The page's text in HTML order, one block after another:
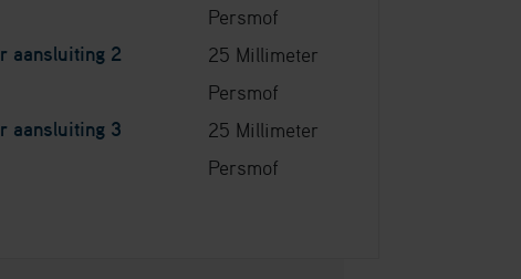
Persmof
aansluiting 2 25 Millimeter
Persmof
aansluiting 3 25 Millimeter
Persmof